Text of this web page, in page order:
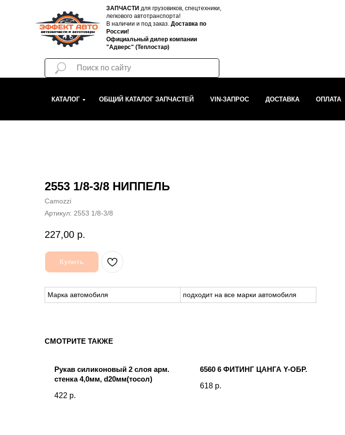
ЗАПЧАСТИ для грузовиков, спецтехники,
легкового автотранспорта!
В наличии и под заказ. Доставка по
России!
Официальный дилер компании
"Адверс" (Теплостар)
КАТАЛОГ ОБЩИЙ КАТАЛОГ ЗАПЧАСТЕЙ VIN-ЗАПРОС ДОСТАВКА ОПЛАТА
2553 1/8-3/8 НИППЕЛЬ
Camozzi
Артикул: 2553 1/8-3/8
227,00 р.
Купить
Марка автомобиля подходит на все марки автомобиля
СМОТРИТЕ ТАКЖЕ
Рукав силиконовый 2 слоя арм.
стенка 4,0мм, d20мм(тосол)
422 р.
6560 6 ФИТИНГ ЦАНГА Y-ОБР.
618 р.